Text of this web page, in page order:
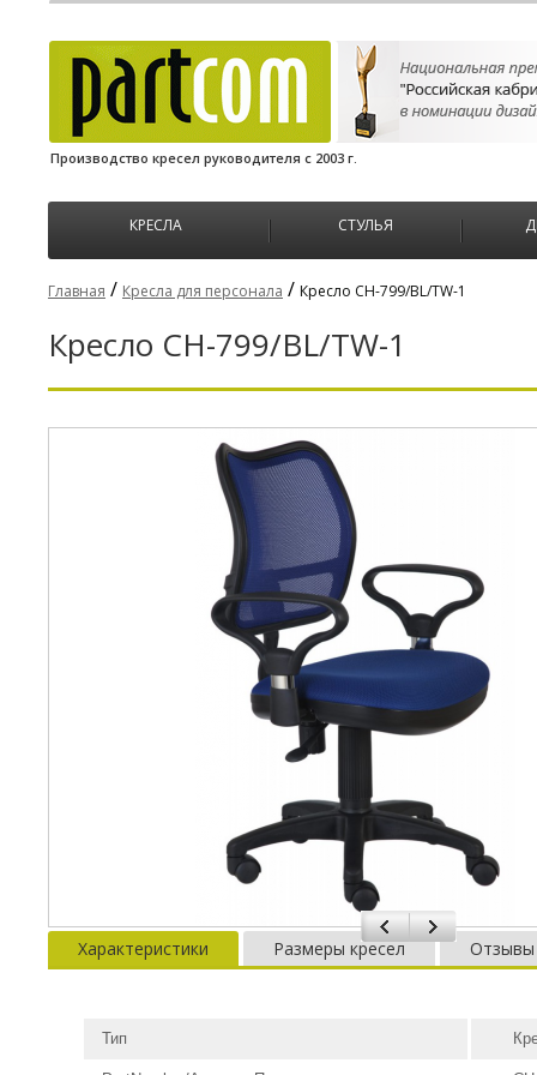
Производство кресел руководителя с 2003 г.
КРЕСЛА СТУЛЬЯ
Главная / Кресла для персонала / Кресло CH-799/BL/TW-1
Кресло CH-799/BL/TW-1
Характеристики Размеры кресел Отзывы
Тип